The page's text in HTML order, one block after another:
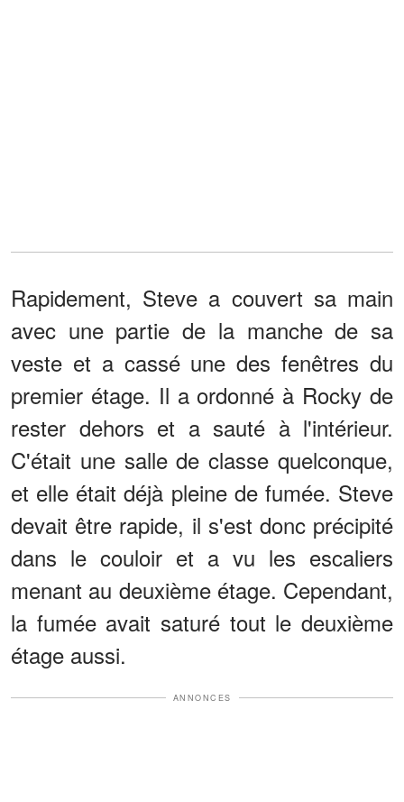
Rapidement, Steve a couvert sa main
avec une partie de la manche de sa
veste et a cassé une des fenêtres du
premier étage. Il a ordonné à Rocky de
rester dehors et a sauté à l'intérieur.
C'était une salle de classe quelconque,
et elle était déjà pleine de fumée. Steve
devait être rapide, il s'est donc précipité
dans le couloir et a vu les escaliers
menant au deuxième étage. Cependant,
la fumée avait saturé tout le deuxième
étage aussi.
ANNONCES